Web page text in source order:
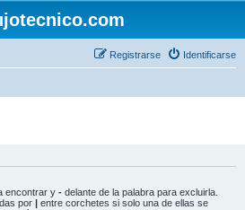
Identificarse
Registrarse
encontrar y - delante de la palabra para excluirla.
por | entre corchetes si solo una de ellas se